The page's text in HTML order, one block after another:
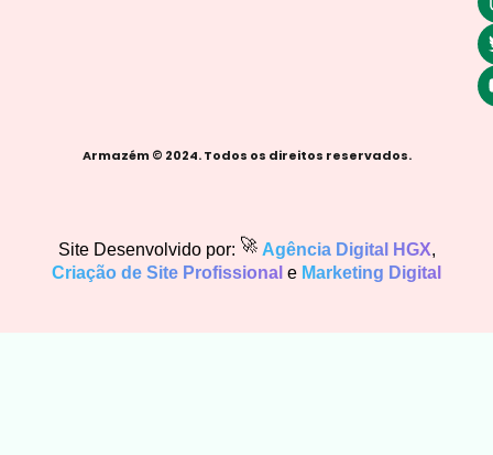
Armazém © 2024. Todos os direitos reservados.
Site Desenvolvido por: 🚀 Agência Digital HGX,
Criação de Site Profissional e Marketing Digital